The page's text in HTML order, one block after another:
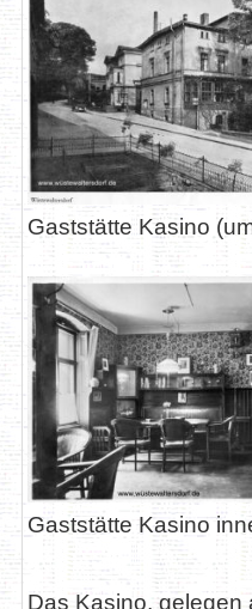
Gaststätte Kasino
Gaststätte Kasino
Das Kasino, gelegen